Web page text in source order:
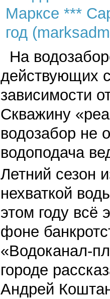
На
действующих
зависимости
Скважину
водозабор не
водоподача
Летний сезон
нехваткой
этом году всё
фоне
«Водоканал-
городе
Андрей